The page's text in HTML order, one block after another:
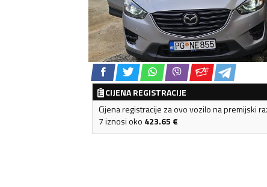
CIJENA REGISTRACIJE
Cijena registracije za ovo vozilo na premijski
7 iznosi oko 423.65 €